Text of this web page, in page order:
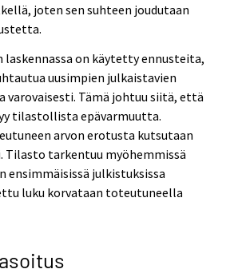
joten sen suhteen joudutaan
laskennassa on käytetty ennusteita,
uusimpien julkaistavien
varovaisesti. Tämä johtuu siitä, että
tilastollista epävarmuutta.
arvon erotusta kutsutaan
Tilasto tarkentuu myöhemmissä
ensimmäisissä julkistuksissa
luku korvataan toteutuneella